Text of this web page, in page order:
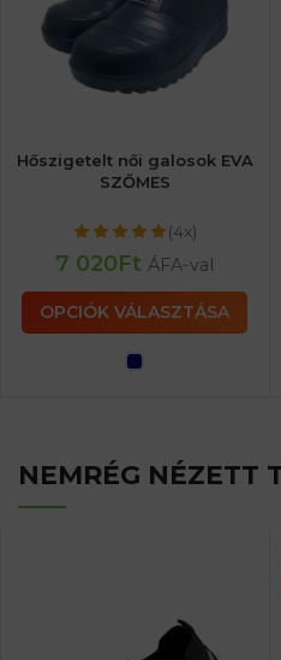
Hőszigetelt női galosok EVA
SZŐMES
(4x)
7 020Ft ÁFA-val
OPCIÓK VÁLASZTÁSA
NEMRÉG NÉZETT